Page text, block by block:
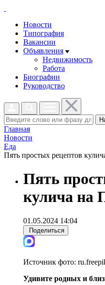
Новости
Типография
Вакансии
Объявления
Недвижимость
Работа
Биографии
Руководство
Главная
Новости
Еда
Пять простых рецептов
Пять
кулича на
01.05.2024 14:04
Поделиться
Источник фото:
Удивите родных и